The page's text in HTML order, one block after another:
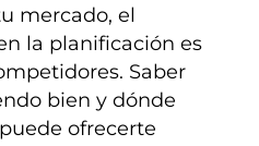
mercado, el
la planificación es
Saber
bien y dónde
ofrecerte